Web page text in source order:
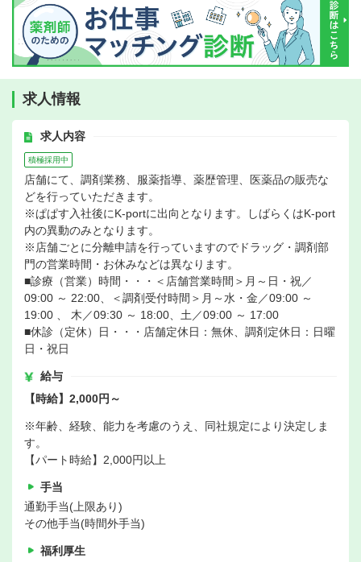
求人情報
求人内容
積極採用中
店舗にて、調剤業務、服薬指導、薬歴管理、医薬品の販売な
どを行っていただきます。
※ぱぱす入社後にK-portに出向となります。しばらくはK-port
内の異動のみとなります。
※店舗ごとに分離申請を行っていますのでドラッグ・調剤部
門の営業時間・お休みなどは異なります。
■診療（営業）時間・・・＜店舗営業時間＞月～日・祝／
09:00 ～ 22:00、＜調剤受付時間＞月～水・金／09:00 ～
19:00 、 木／09:30 ～ 18:00、土／09:00 ～ 17:00
■休診（定休）日・・・店舗定休日：無休、調剤定休日：日曜
日・祝日
給与
【時給】2,000円～
※年齢、経験、能力を考慮のうえ、同社規定により決定しま
す。
【パート時給】2,000円以上
手当
通勤手当(上限あり)
その他手当(時間外手当)
福利厚生